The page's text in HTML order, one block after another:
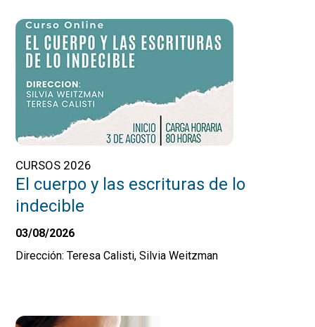
CURSOS 2026
El cuerpo y las escrituras de lo
indecible
03/08/2026
Dirección: Teresa Calisti, Silvia Weitzman